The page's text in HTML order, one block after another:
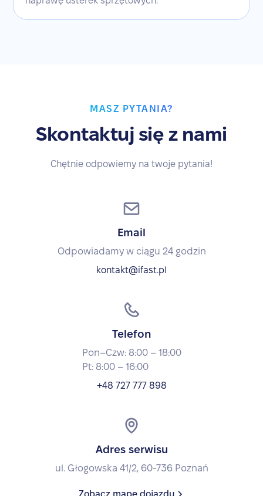
MASZ PYTANIA?
Skontaktuj się z nami
Chętnie odpowiemy na twoje pytania!
Email
Odpowiadamy w ciągu 24 godzin
kontakt@ifast.pl
Telefon
Pon–Czw: 8:00 – 18:00
Pt: 8:00 – 16:00
+48 727 777 898
Adres serwisu
ul. Głogowska 41/2, 60-736 Poznań
Zobacz mapę dojazdu